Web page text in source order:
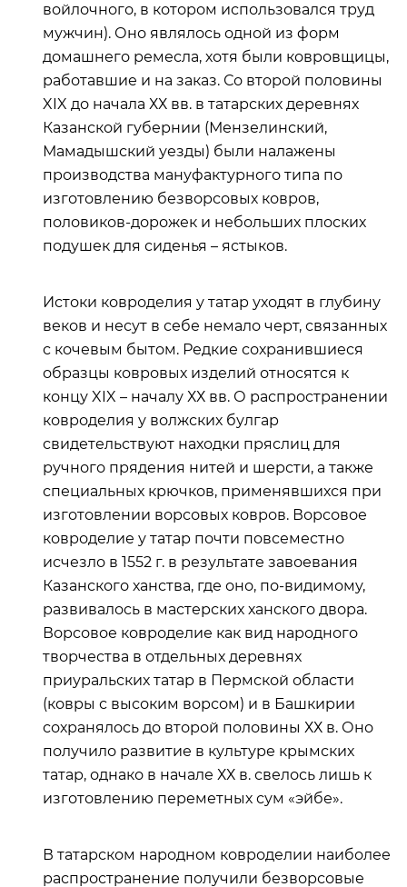
войлочного, в котором использовался труд
мужчин). Оно являлось одной из форм
домашнего ремесла, хотя были ковровщицы,
работавшие и на заказ. Со второй половины
XIX до начала ХХ вв. в татарских деревнях
Казанской губернии (Мензелинский,
Мамадышский уезды) были налажены
производства мануфактурного типа по
изготовлению безворсовых ковров,
половиков-дорожек и небольших плоских
подушек для сиденья – ястыков.
Истоки ковроделия у татар уходят в глубину
веков и несут в себе немало черт, связанных
с кочевым бытом. Редкие сохранившиеся
образцы ковровых изделий относятся к
концу XIX – началу ХХ вв. О распространении
ковроделия у волжских булгар
свидетельствуют находки пряслиц для
ручного прядения нитей и шерсти, а также
специальных крючков, применявшихся при
изготовлении ворсовых ковров. Ворсовое
ковроделие у татар почти повсеместно
исчезло в 1552 г. в результате завоевания
Казанского ханства, где оно, по-видимому,
развивалось в мастерских ханского двора.
Ворсовое ковроделие как вид народного
творчества в отдельных деревнях
приуральских татар в Пермской области
(ковры с высоким ворсом) и в Башкирии
сохранялось до второй половины ХХ в. Оно
получило развитие в культуре крымских
татар, однако в начале ХХ в. свелось лишь к
изготовлению переметных сум «эйбе».
В татарском народном ковроделии наиболее
распространение получили безворсовые